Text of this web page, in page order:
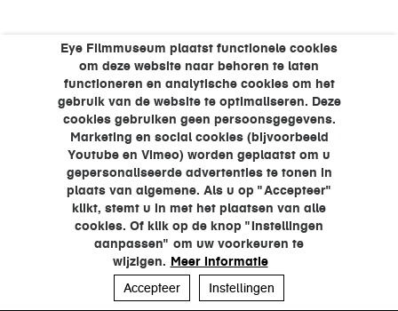
Eye Filmmuseum plaatst functionele cookies
om deze website naar behoren te laten
functioneren en analytische cookies om het
gebruik van de website te optimaliseren. Deze
cookies gebruiken geen persoonsgegevens.
Marketing en social cookies (bijvoorbeeld
Youtube en Vimeo) worden geplaatst om u
gepersonaliseerde advertenties te tonen in
plaats van algemene. Als u op "Accepteer"
klikt, stemt u in met het plaatsen van alle
cookies. Of klik op de knop "Instellingen
aanpassen" om uw voorkeuren te
wijzigen. Meer informatie
Accepteer
Instellingen